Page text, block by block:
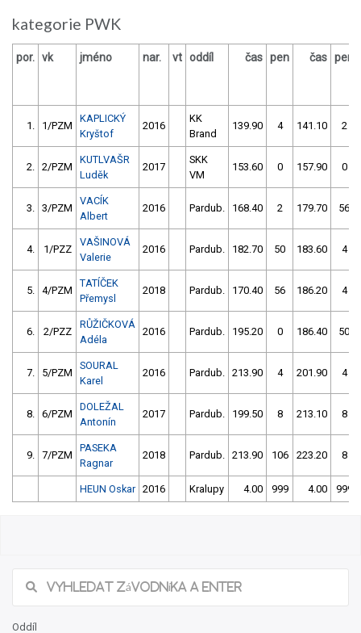
kategorie PWK
por. vk jméno nar. vt oddíl čas pen čas pen
1. 1/PZM
KAPLICKÝ
Kryštof
2016
KK
Brand
139.90 4 141.10 2
2. 2/PZM
KUTLVAŠR
Luděk
2017
SKK
VM
153.60 0 157.90 0
3. 3/PZM
VACÍK
Albert
2016 Pardub. 168.40 2 179.70 56
4. 1/PZZ
VAŠINOVÁ
Valerie
2016 Pardub. 182.70 50 183.60 4
5. 4/PZM
TATÍČEK
Přemysl
2018 Pardub. 170.40 56 186.20 4
6. 2/PZZ
RŮŽIČKOVÁ
Adéla
2016 Pardub. 195.20 0 186.40 50
7. 5/PZM
SOURAL
Karel
2016 Pardub. 213.90 4 201.90 4
8. 6/PZM
DOLEŽAL
Antonín
2017 Pardub. 199.50 8 213.10 8
9. 7/PZM
PASEKA
Ragnar
2018 Pardub. 213.90 106 223.20 8
HEUN Oskar 2016 Kralupy 4.00 999 4.00 999
Oddíl